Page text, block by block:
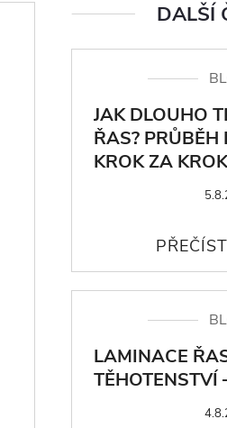
DALŠÍ
JAK DLOUHO
ŘAS? PRŮBĚH
KROK ZA
LAMINACE
TĚHOTENSTVÍ